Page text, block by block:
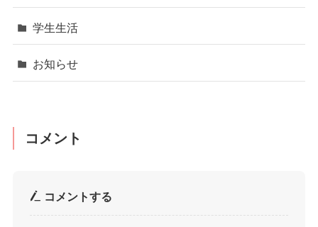
学生生活
お知らせ
コメント
コメントする